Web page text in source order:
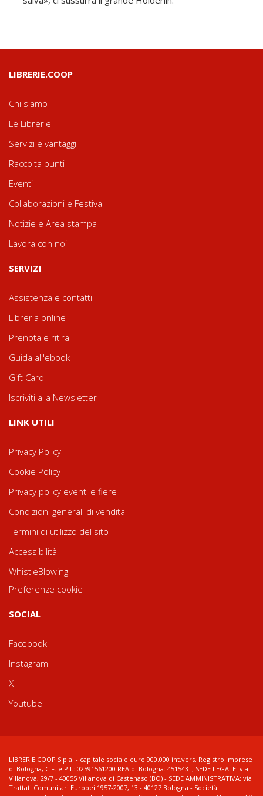
LIBRERIE.COOP
Chi siamo
Le Librerie
Servizi e vantaggi
Raccolta punti
Eventi
Collaborazioni e Festival
Notizie e Area stampa
Lavora con noi
SERVIZI
Assistenza e contatti
Libreria online
Prenota e ritira
Guida all'ebook
Gift Card
Iscriviti alla Newsletter
LINK UTILI
Privacy Policy
Cookie Policy
Privacy policy eventi e fiere
Condizioni generali di vendita
Termini di utilizzo del sito
Accessibilità
WhistleBlowing
Preferenze cookie
SOCIAL
Facebook
Instagram
X
Youtube
LIBRERIE.COOP S.p.a. - capitale sociale euro 900.000 int.vers. Registro imprese
di Bologna, C.F. e P.I.: 02591561200 REA di Bologna: 451543 ; SEDE LEGALE: via
Villanova, 29/7 - 40055 Villanova di Castenaso (BO) - SEDE AMMINISTRATIVA: via
Trattati Comunitari Europei 1957-2007, 13 - 40127 Bologna - Società